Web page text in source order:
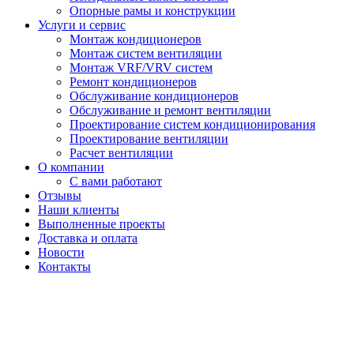
Опорные рамы и конструкции
Услуги и сервис
Монтаж кондиционеров
Монтаж систем вентиляции
Монтаж VRF/VRV систем
Ремонт кондиционеров
Обслуживание кондиционеров
Обслуживание и ремонт вентиляции
Проектирование систем кондиционирования
Проектирование вентиляции
Расчет вентиляции
О компании
С вами работают
Отзывы
Наши клиенты
Выполненные проекты
Доставка и оплата
Новости
Контакты